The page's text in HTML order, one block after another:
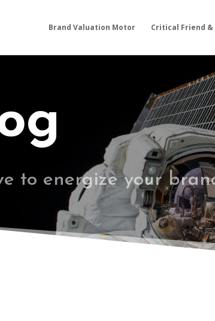
Brand Valuation Motor Critical Friend &
to energize your